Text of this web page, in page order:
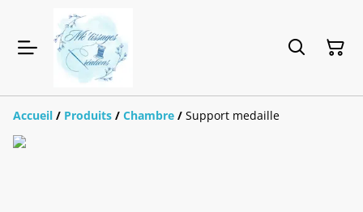
Accueil / Produits / Chambre / Support medaille